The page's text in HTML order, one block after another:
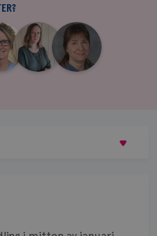
|
Maria
Edegran
|
Yvette
Andersson